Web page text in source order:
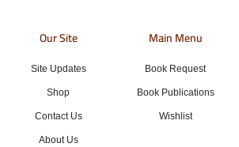
Our Site
Site Updates
Shop
Contact Us
About Us
Main Menu
Book Request
Book Publications
Wishlist